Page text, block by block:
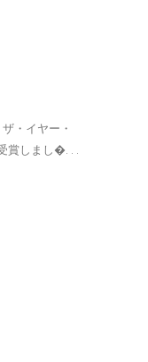
・イヤー・
賞しまし�. . .